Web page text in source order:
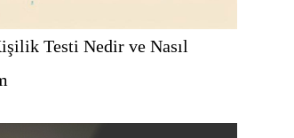
Testi Nedir ve Nasıl